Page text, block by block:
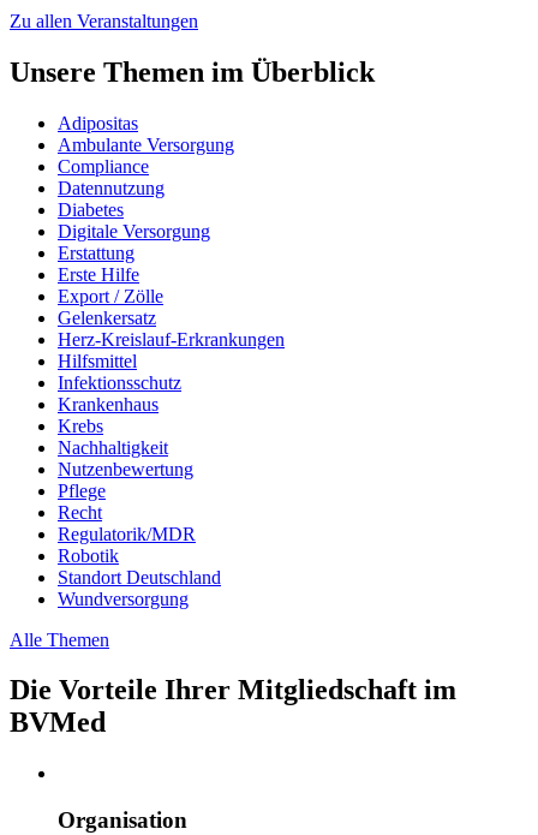
Zu allen Veranstaltungen
Unsere Themen im Überblick
Adipositas
Ambulante Versorgung
Compliance
Datennutzung
Diabetes
Digitale Versorgung
Erstattung
Erste Hilfe
Export / Zölle
Gelenkersatz
Herz-Kreislauf-Erkrankungen
Hilfsmittel
Infektionsschutz
Krankenhaus
Krebs
Nachhaltigkeit
Nutzenbewertung
Pflege
Recht
Regulatorik/MDR
Robotik
Standort Deutschland
Wundversorgung
Alle Themen
Die Vorteile Ihrer Mitgliedschaft im
BVMed
Organisation